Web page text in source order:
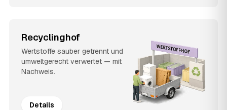
Recyclinghof
Wertstoffe sauber getrennt und
umweltgerecht verwertet — mit
Nachweis.
Details